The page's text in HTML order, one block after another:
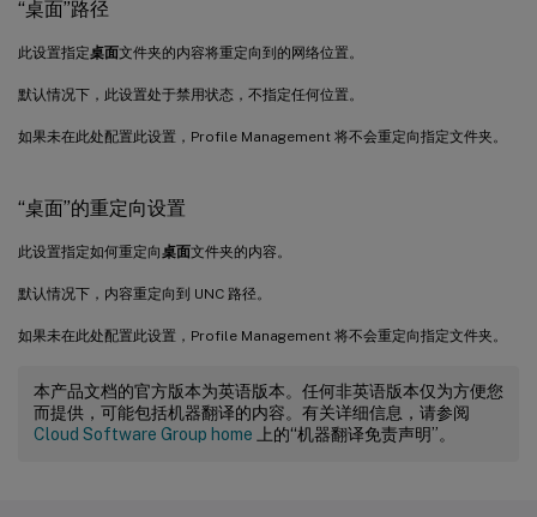
“桌面”路径
此设置指定桌面文件夹的内容将重定向到的网络位置。
默认情况下，此设置处于禁用状态，不指定任何位置。
如果未在此处配置此设置，Profile Management 将不会重定向指定文件夹。
“桌面”的重定向设置
此设置指定如何重定向桌面文件夹的内容。
默认情况下，内容重定向到 UNC 路径。
如果未在此处配置此设置，Profile Management 将不会重定向指定文件夹。
本产品文档的官方版本为英语版本。任何非英语版本仅为方便您
而提供，可能包括机器翻译的内容。有关详细信息，请参阅
Cloud Software Group home 上的“机器翻译免责声明”。